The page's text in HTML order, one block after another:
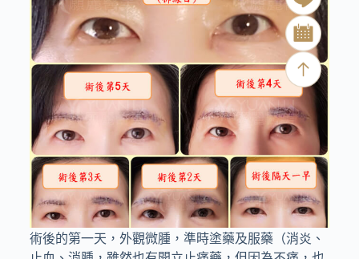
術後的第一天，外觀微腫，準時塗藥及服藥（消炎、